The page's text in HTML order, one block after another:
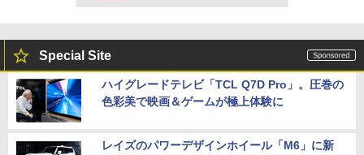
Special Site
ハイグレードテレビ「TCL Q7D Pro」。圧巻の
色彩美で映画＆ゲームが極上体験に
レイズのパワーデザインホイール「M6」に新